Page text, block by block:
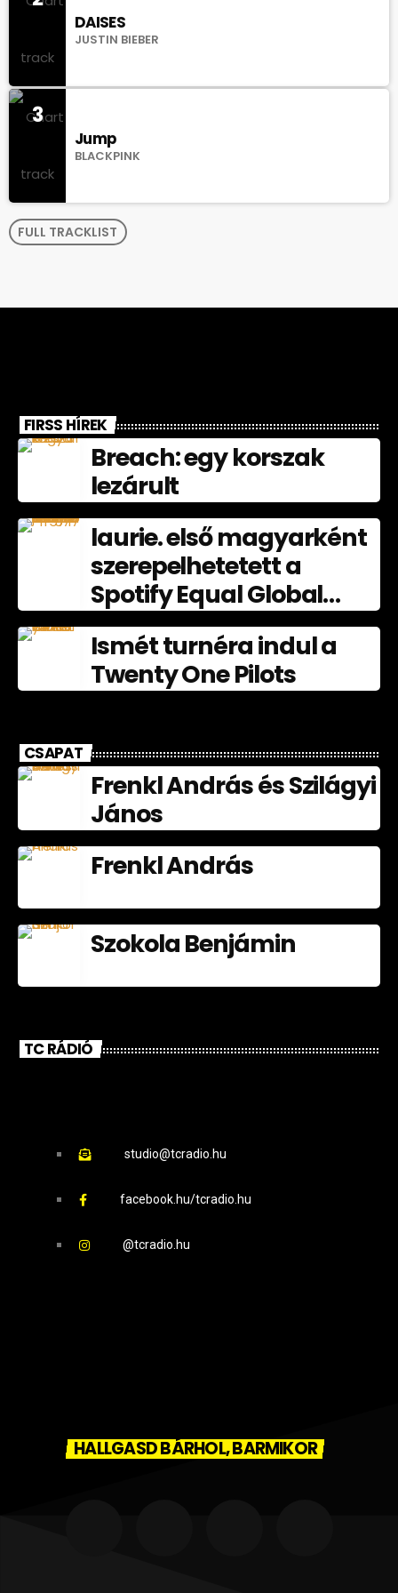
DAISES
JUSTIN BIEBER
3
Jump
BLACKPINK
FULL TRACKLIST
FIRSS HÍREK
Breach: egy korszak
lezárult
laurie. első magyarként
szerepelhetetett a
Spotify Equal Global
nagyköveteként
júliusban
Ismét turnéra indul a
Twenty One Pilots
CSAPAT
Frenkl András és Szilágyi
János
Frenkl András
Szokola Benjámin
TC RÁDIÓ
studio@tcradio.hu
facebook.hu/tcradio.hu
@tcradio.hu
HALLGASD BÁRHOL, BARMIKOR